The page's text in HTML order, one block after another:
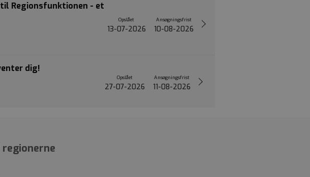
Regionsfunktionen - et
Opslået
13-07-2026
Ansøgningsfrist
10-08-2026
dig!
Opslået
27-07-2026
Ansøgningsfrist
11-08-2026